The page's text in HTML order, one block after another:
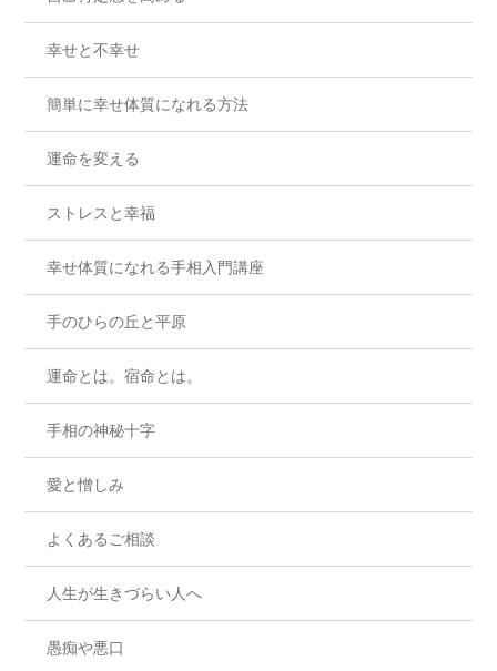
幸せと不幸せ
簡単に幸せ体質になれる方法
運命を変える
ストレスと幸福
幸せ体質になれる手相入門講座
手のひらの丘と平原
運命とは。宿命とは。
手相の神秘十字
愛と憎しみ
よくあるご相談
人生が生きづらい人へ
愚痴や悪口